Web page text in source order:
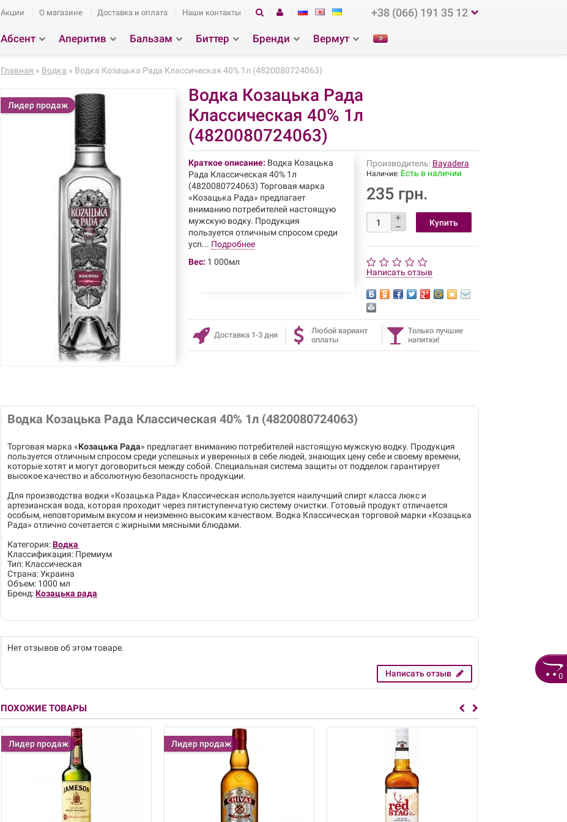
+38 (066) 191 35 12
Акции О магазине Доставка и оплата Наши контакты
Абсент Аперитив Бальзам Биттер Бренди Вермут
0
Раздел Поиск
Главная » Водка » Водка Козацька Рада Классическая 40% 1л (4820080724063)
Лидер продаж
Водка Козацька Рада
Классическая 40% 1л
(4820080724063)
Краткое описание: Водка Козацька
Рада Классическая 40% 1л
(4820080724063) Торговая марка
«Козацька Рада» предлагает
вниманию потребителей настоящую
мужскую водку. Продукция
пользуется отличным спросом среди
усп... Подробнее
Вес: 1 000мл
Производитель: Bayadera
Наличие: Есть в наличии
235 грн.
Написать отзыв
Доставка 1-3 дня
Любой вариант
оплаты
Только лучшие
напитки!
Водка Козацька Рада Классическая 40% 1л (4820080724063)
Торговая марка «Козацька Рада» предлагает вниманию потребителей настоящую мужскую водку. Продукция
пользуется отличным спросом среди успешных и уверенных в себе людей, знающих цену себе и своему времени,
которые хотят и могут договориться между собой. Специальная система защиты от подделок гарантирует
высокое качество и абсолютную безопасность продукции.
Для производства водки «Козацька Рада» Классическая используется наилучший спирт класса люкс и
артезианская вода, которая проходит через пятиступенчатую систему очистки. Готовый продукт отличается
особым, неповторимым вкусом и неизменно высоким качеством. Водка Классическая торговой марки «Козацька
Рада» отлично сочетается с жирными мясными блюдами.
Категория:Водка
Классификация: Премиум
Тип: Классическая
Страна: Украина
Объем: 1000 мл
Бренд:Козацька рада
Нет отзывов об этом товаре.
Написать отзыв
ПОХОЖИЕ ТОВАРЫ
Лидер продаж Лидер продаж